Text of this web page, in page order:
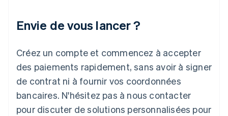
Envie de vous lancer ?
Créez un compte et commencez à accepter
des paiements rapidement, sans avoir à signer
de contrat ni à fournir vos coordonnées
bancaires. N'hésitez pas à nous contacter
pour discuter de solutions personnalisées pour
English
Italie
Japon
日本語
Lettonie
English
Liechtenstein
DeutschEnglish